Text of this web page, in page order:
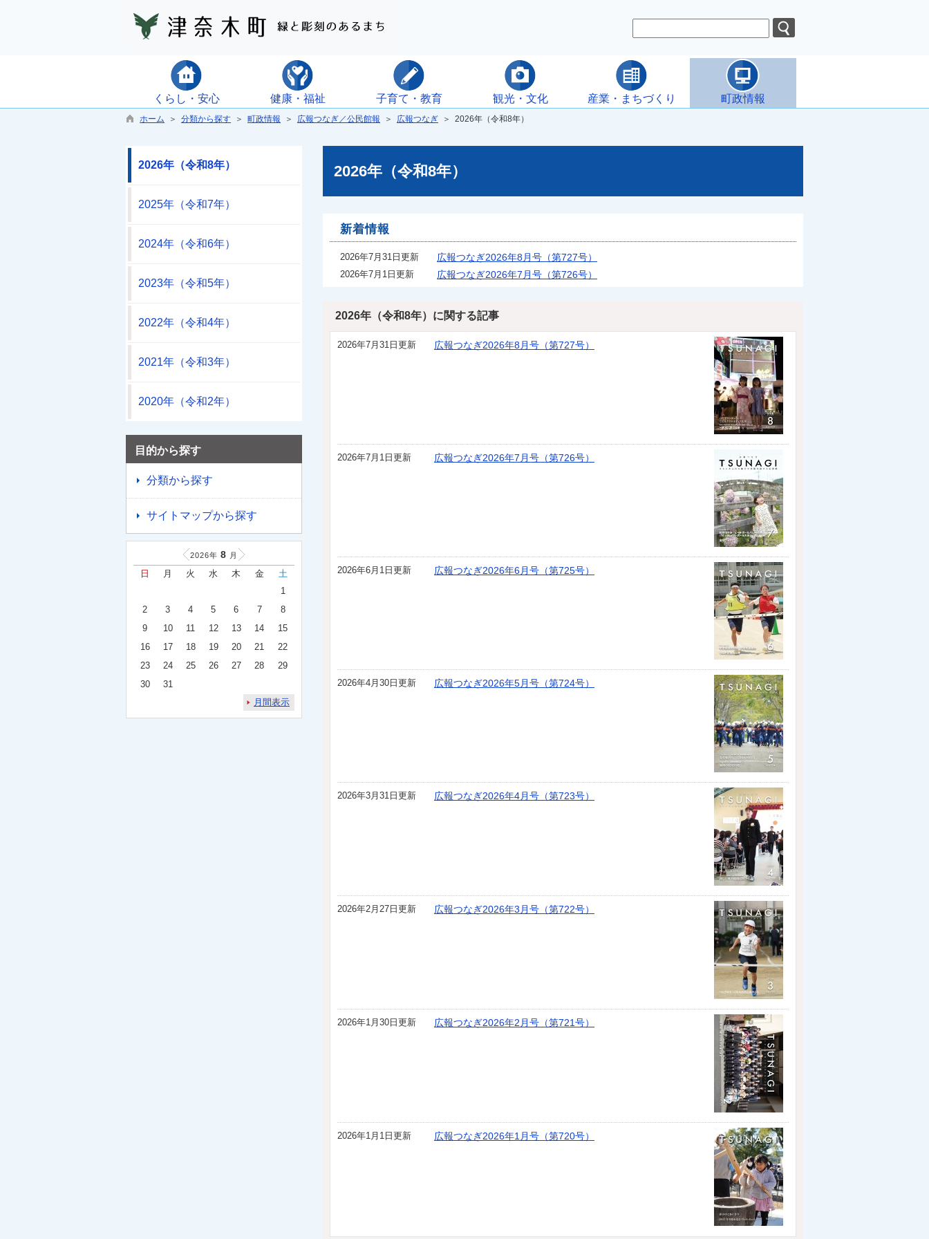
くらし・安心 健康・福祉 子育て・教育 観光・文化 産業・まちづくり 町政情報
ホーム ＞ 分類から探す ＞ 町政情報 ＞ 広報つなぎ／公民館報 ＞ 広報つなぎ ＞ 2026年（令和8年）
2026年（令和8年）
新着情報
2026年7月31日更新 広報つなぎ2026年8月号（第727号）
2026年7月1日更新 広報つなぎ2026年7月号（第726号）
2026年（令和8年）に関する記事
2026年7月31日更新 広報つなぎ2026年8月号（第727号）
2026年7月1日更新 広報つなぎ2026年7月号（第726号）
2026年6月1日更新 広報つなぎ2026年6月号（第725号）
2026年4月30日更新 広報つなぎ2026年5月号（第724号）
2026年3月31日更新 広報つなぎ2026年4月号（第723号）
2026年2月27日更新 広報つなぎ2026年3月号（第722号）
2026年1月30日更新 広報つなぎ2026年2月号（第721号）
2026年1月1日更新 広報つなぎ2026年1月号（第720号）
2026年（令和8年）
2025年（令和7年）
2024年（令和6年）
2023年（令和5年）
2022年（令和4年）
2021年（令和3年）
2020年（令和2年）
目的から探す
分類から探す
サイトマップから探す
2026年 8 月
日 月 火 水 木 金
土
1
2
3 4 5 6 7
8
9
10 11 12 13 14
15
16
17 18 19 20 21
22
23
24 25 26 27 28
29
30
31
月間表示